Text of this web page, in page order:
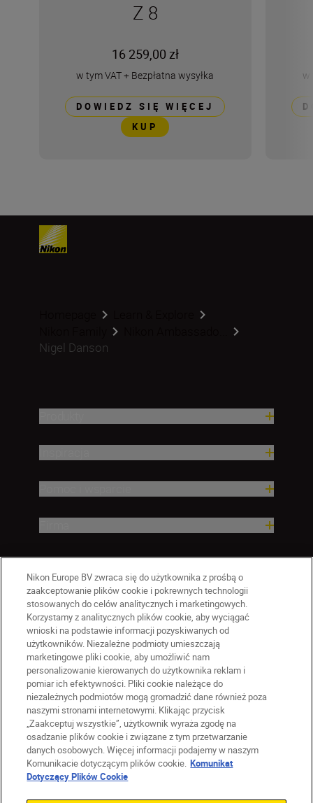
Z 8
16 259,00 zł
w tym VAT+ Bezpłatna wysyłka
DOWIEDZ SIĘ WIĘCEJ
KUP
w
Nigel Danson
PL Nikon Sites
Skontaktuj się z nami
Oświadczenie dotyczące prywatności
Warunki użytkowania
Warunki korzystania z Nikon Store
Nikon Europe BV zwraca się do użytkownika z prośbą o
zaakceptowanie plików cookie i pokrewnych technologii
stosowanych do celów analitycznych i marketingowych.
Korzystamy z analitycznych plików cookie, aby wyciągać
wnioski na podstawie informacji pozyskiwanych od
użytkowników. Niezależne podmioty umieszczają
marketingowe pliki cookie, aby umożliwić nam
personalizowanie kierowanych do użytkownika reklam i
pomiar ich efektywności. Pliki cookie należące do
niezależnych podmiotów mogą gromadzić dane również poza
naszymi stronami internetowymi. Klikając przycisk
„Zaakceptuj wszystkie”, użytkownik wyraża zgodę na
osadzanie plików cookie i związane z tym przetwarzanie
danych osobowych. Więcej informacji podajemy w naszym
Komunikacie dotyczącym plików cookie. Komunikat
Dotyczący Plików Cookie